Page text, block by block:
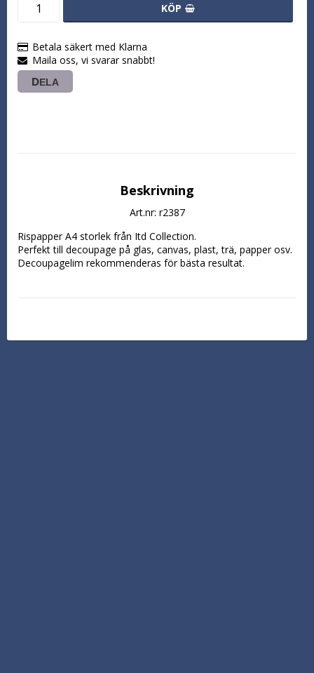
KÖP
Betala säkert med Klarna
Maila oss, vi svarar snabbt!
DELA
Beskrivning
Art.nr: r2387
Rispapper A4 storlek från Itd Collection.
Perfekt till decoupage på glas, canvas, plast, trä, papper osv.
Decoupagelim rekommenderas för bästa resultat.